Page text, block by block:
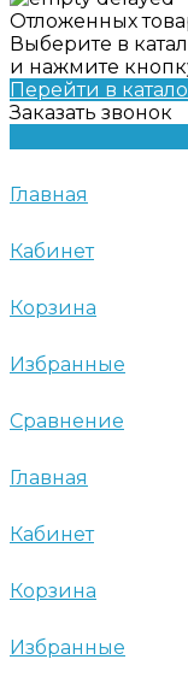
Отложенных
Выберите в
и нажмите
Перейти в
Заказать звонок
Главная
Кабинет
Корзина
Избранные
Сравнение
Главная
Кабинет
Корзина
Избранные